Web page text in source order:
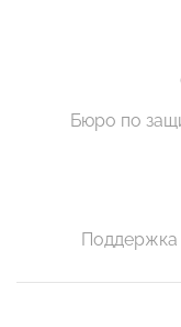
Бюро по